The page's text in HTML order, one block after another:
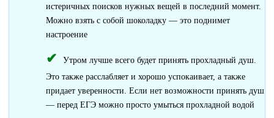
истеричных поисков нужных вещей в последний момент.
Можно взять с собой шоколадку — это поднимет
настроение
Утром лучше всего будет принять прохладный душ.
Это также расслабляет и хорошо успокаивает, а также
придает уверенности. Если нет возможности принять душ
— перед ЕГЭ можно просто умыться прохладной водой